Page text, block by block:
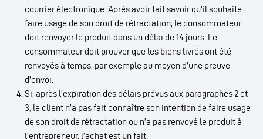
courrier électronique. Après avoir fait savoir qu’il souhaite
faire usage de son droit de rétractation, le consommateur
doit renvoyer le produit dans un délai de 14 jours. Le
consommateur doit prouver que les biens livrés ont été
renvoyés à temps, par exemple au moyen d’une preuve
d’envoi.
Si, après l’expiration des délais prévus aux paragraphes 2 et
3, le client n’a pas fait connaître son intention de faire usage
de son droit de rétractation ou n’a pas renvoyé le produit à
l’entrepreneur, l’achat est un fait.